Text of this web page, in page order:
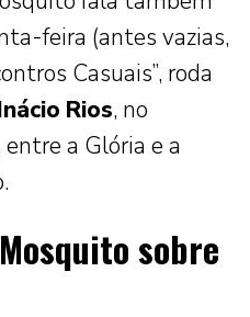
feira (antes vazias,
Casuais”, roda
Rios, no
a Glória e a
sobre